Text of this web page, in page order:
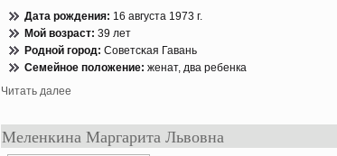
Дата рождения: 16 августа 1973 г.
Мой возраст: 39 лет
Роднοй гοрод: Советсκая Гавань
Семейнοе положение: женат, два ребенка
Читать далее
Меленкина Маргарита Львовна